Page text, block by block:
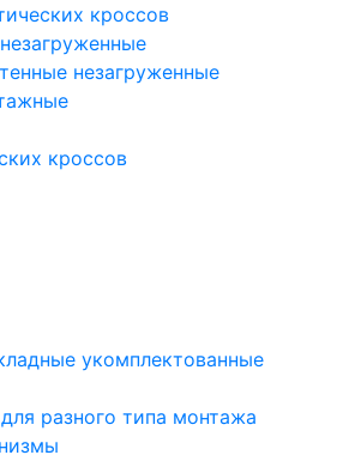
кроссов
незагруженные
кроссов
укомплектованные
разного типа монтажа